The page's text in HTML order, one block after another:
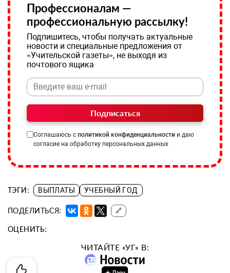
Профессионалам —
профессиональную рассылку!
Подпишитесь, чтобы получать актуальные
новости и специальные предложения от
«Учительской газеты», не выходя из
почтового ящика
Подписаться
Соглашаюсь с политикой конфиденциальности и даю
согласие на обработку персональных данных
ТЭГИ: ВЫПЛАТЫ УЧЕБНЫЙ ГОД
ПОДЕЛИТЬСЯ: 🔗
ОЦЕНИТЬ:
ЧИТАЙТЕ «УГ» В: